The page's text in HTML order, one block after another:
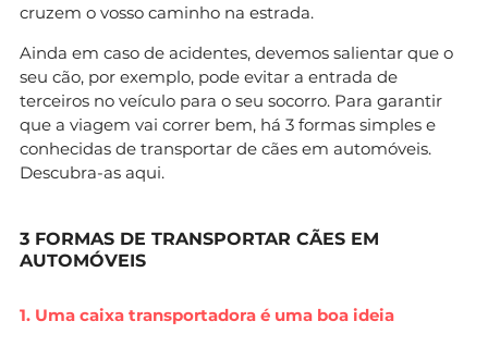
cruzem o vosso caminho na estrada.
Ainda em caso de acidentes, devemos salientar que o
seu cão, por exemplo, pode evitar a entrada de
terceiros no veículo para o seu socorro. Para garantir
que a viagem vai correr bem, há 3 formas simples e
conhecidas de transportar de cães em automóveis.
Descubra-as aqui.
3 FORMAS DE TRANSPORTAR CÃES EM
AUTOMÓVEIS
1. Uma caixa transportadora é uma boa ideia